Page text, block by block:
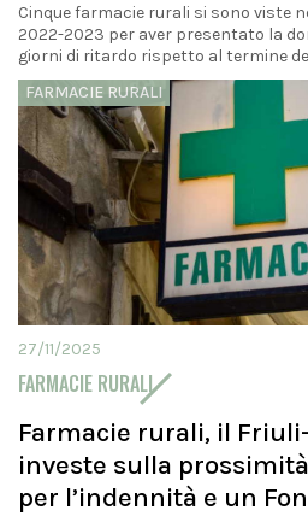
Cinque farmacie rurali si sono viste
2022-2023 per aver presentato la
giorni di ritardo rispetto al termine
FARMACIE RURALI
27/11/2025
FARMACIE RURALI
Farmacie rurali, il
investe sulla
per l’indennità e un